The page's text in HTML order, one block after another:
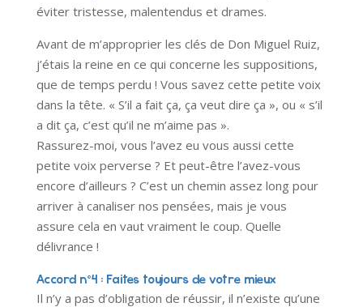
éviter tristesse, malentendus et drames.
Avant de m’approprier les clés de Don Miguel Ruiz,
j’étais la reine en ce qui concerne les suppositions,
que de temps perdu ! Vous savez cette petite voix
dans la tête. « S’il a fait ça, ça veut dire ça », ou « s’il
a dit ça, c’est qu’il ne m’aime pas ».
Rassurez-moi, vous l’avez eu vous aussi cette
petite voix perverse ? Et peut-être l’avez-vous
encore d’ailleurs ? C’est un chemin assez long pour
arriver à canaliser nos pensées, mais je vous
assure cela en vaut vraiment le coup. Quelle
délivrance !
Accord n°4 : Faites toujours de votre mieux
Il n’y a pas d’obligation de réussir, il n’existe qu’une